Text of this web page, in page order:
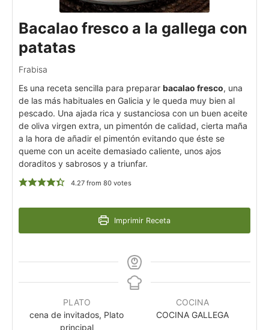
Bacalao fresco a la gallega con
patatas
Frabisa
Es una receta sencilla para preparar bacalao fresco, una
de las más habituales en Galicia y le queda muy bien al
pescado. Una ajada rica y sustanciosa con un buen aceite
de oliva virgen extra, un pimentón de calidad, cierta maña
a la hora de añadir el pimentón evitando que éste se
queme con un aceite demasiado caliente, unos ajos
doraditos y sabrosos y a triunfar.
4.27from 80votes
Imprimir Receta
PLATO
cena de invitados, Plato
principal
COCINA
COCINA GALLEGA